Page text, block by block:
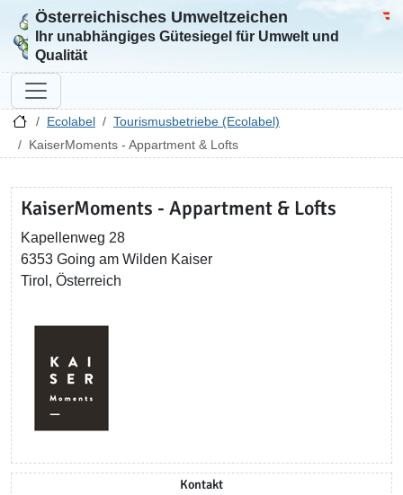
Zur Startseite
Österreichisches Umweltzeichen
Ihr unabhängiges Gütesiegel für Umwelt und
Qualität
Ecolabel
Tourismusbetriebe (Ecolabel)
KaiserMoments - Appartment & Lofts
KaiserMoments - Appartment & Lofts
Kapellenweg 28
6353 Going am Wilden Kaiser
Tirol, Österreich
Kontakt